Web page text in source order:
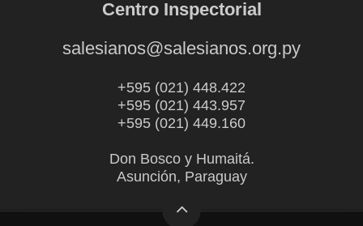
Centro Inspectorial
salesianos@salesianos.org.py
+595 (021) 448.422
+595 (021) 443.957
+595 (021) 449.160
Don Bosco y Humaitá.
Asunción, Paraguay